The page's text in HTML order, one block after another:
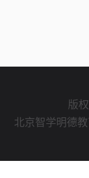
版
北京智学明德